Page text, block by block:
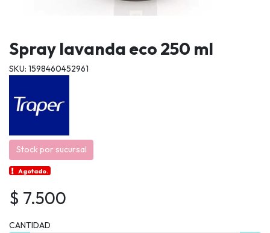
Spray lavanda eco 250 ml
SKU: 1598460452961
Stock por sucursal
Agotado.
$ 7.500
CANTIDAD